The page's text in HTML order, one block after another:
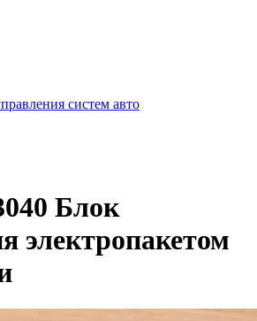
систем авто
Блок
электропакетом